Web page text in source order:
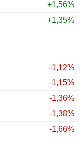
+1,56%
+1,35%
-1,12%
-1,15%
-1,36%
-1,38%
-1,66%